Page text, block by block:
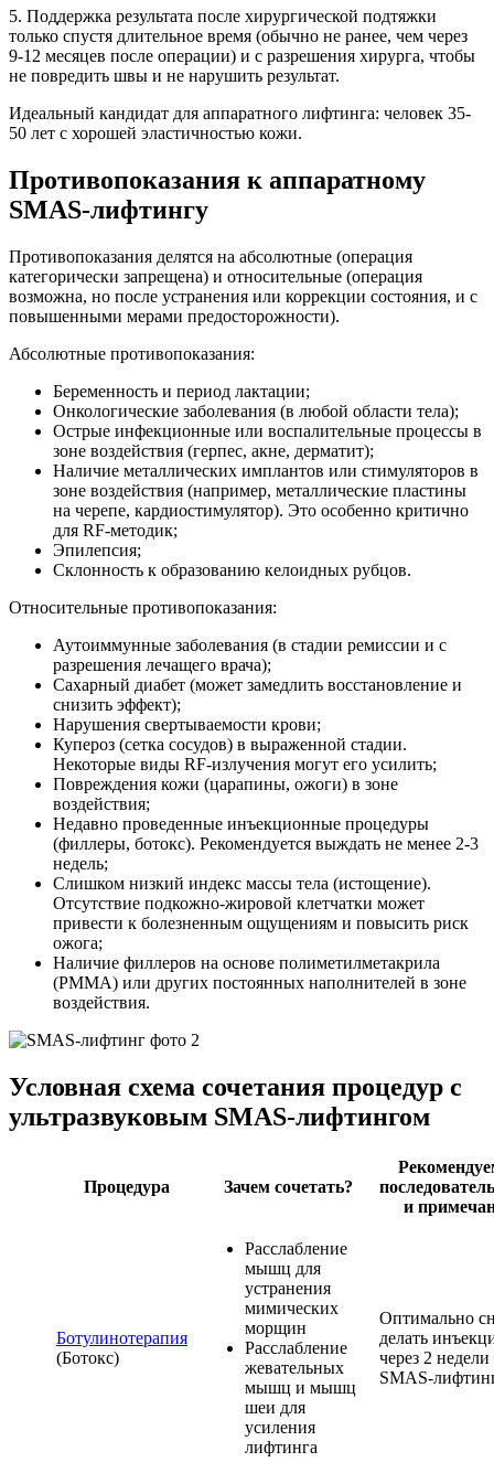
5. Поддержка результата после хирургической подтяжки
только спустя длительное время (обычно не ранее, чем через
9-12 месяцев после операции) и с разрешения хирурга, чтобы
не повредить швы и не нарушить результат.
Идеальный кандидат для аппаратного лифтинга: человек 35-
50 лет с хорошей эластичностью кожи.
Противопоказания к аппаратному
SMAS-лифтингу
Противопоказания делятся на абсолютные (операция
категорически запрещена) и относительные (операция
возможна, но после устранения или коррекции состояния, и с
повышенными мерами предосторожности).
Абсолютные противопоказания:
Беременность и период лактации;
Онкологические заболевания (в любой области тела);
Острые инфекционные или воспалительные процессы в
зоне воздействия (герпес, акне, дерматит);
Наличие металлических имплантов или стимуляторов в
зоне воздействия (например, металлические пластины
на черепе, кардиостимулятор). Это особенно критично
для RF-методик;
Эпилепсия;
Склонность к образованию келоидных рубцов.
Относительные противопоказания:
Аутоиммунные заболевания (в стадии ремиссии и с
разрешения лечащего врача);
Сахарный диабет (может замедлить восстановление и
снизить эффект);
Нарушения свертываемости крови;
Купероз (сетка сосудов) в выраженной стадии.
Некоторые виды RF-излучения могут его усилить;
Повреждения кожи (царапины, ожоги) в зоне
воздействия;
Недавно проведенные инъекционные процедуры
(филлеры, ботокс). Рекомендуется выждать не менее 2-3
недель;
Слишком низкий индекс массы тела (истощение).
Отсутствие подкожно-жировой клетчатки может
привести к болезненным ощущениям и повысить риск
ожога;
Наличие филлеров на основе полиметилметакрила
(PMMA) или других постоянных наполнителей в зоне
воздействия.
Условная схема сочетания процедур с
ультразвуковым SMAS-лифтингом
Процедура Зачем сочетать?
и
Ботулинотерапия
(Ботокс)
Расслабление
мышц для
устранения
мимических
морщин
Расслабление
жевательных
мышц и мышц
шеи для
усиления
лифтинга
Оптимально
делать
через 2
SMAS-